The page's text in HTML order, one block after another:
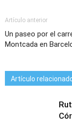
Artículo anterior
Un paseo por el
Montcada en
Artículo